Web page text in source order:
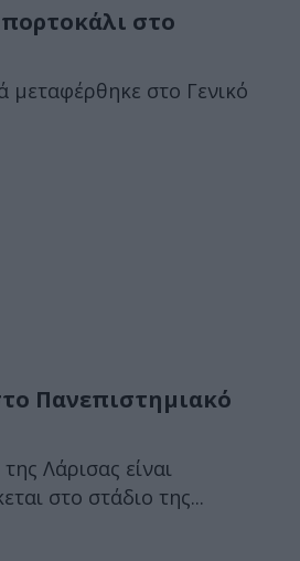
στο
μεταφέρθηκε στο Γενικό
Πανεπιστημιακό
Λάρισας είναι
στο στάδιο της...